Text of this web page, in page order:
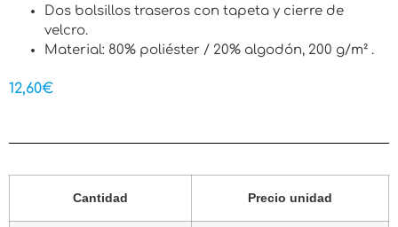
Dos bolsillos traseros con tapeta y cierre de
velcro.
Material: 80% poliéster / 20% algodón, 200 g/m² .
12,60€
Cantidad Precio unidad